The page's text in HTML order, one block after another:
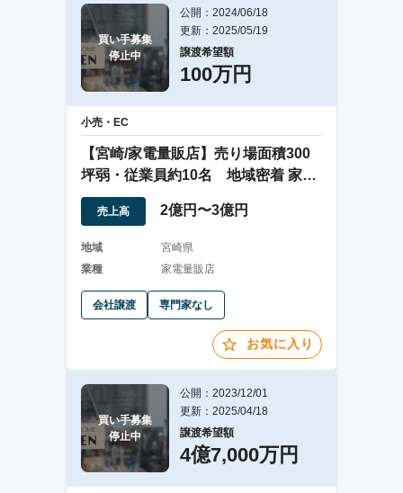
買い手募集
停止中
公開：2024/06/18
更新：2025/05/19
譲渡希望額
100万円
小売・EC
【宮崎/家電量販店】売り場面積300
坪弱・従業員約10名 地域密着 家電
量販店
売上高 2億円〜3億円
地域
宮崎県
業種
家電量販店
会社譲渡 専門家なし
お気に入り
買い手募集
停止中
公開：2023/12/01
更新：2025/04/18
譲渡希望額
4億7,000万円